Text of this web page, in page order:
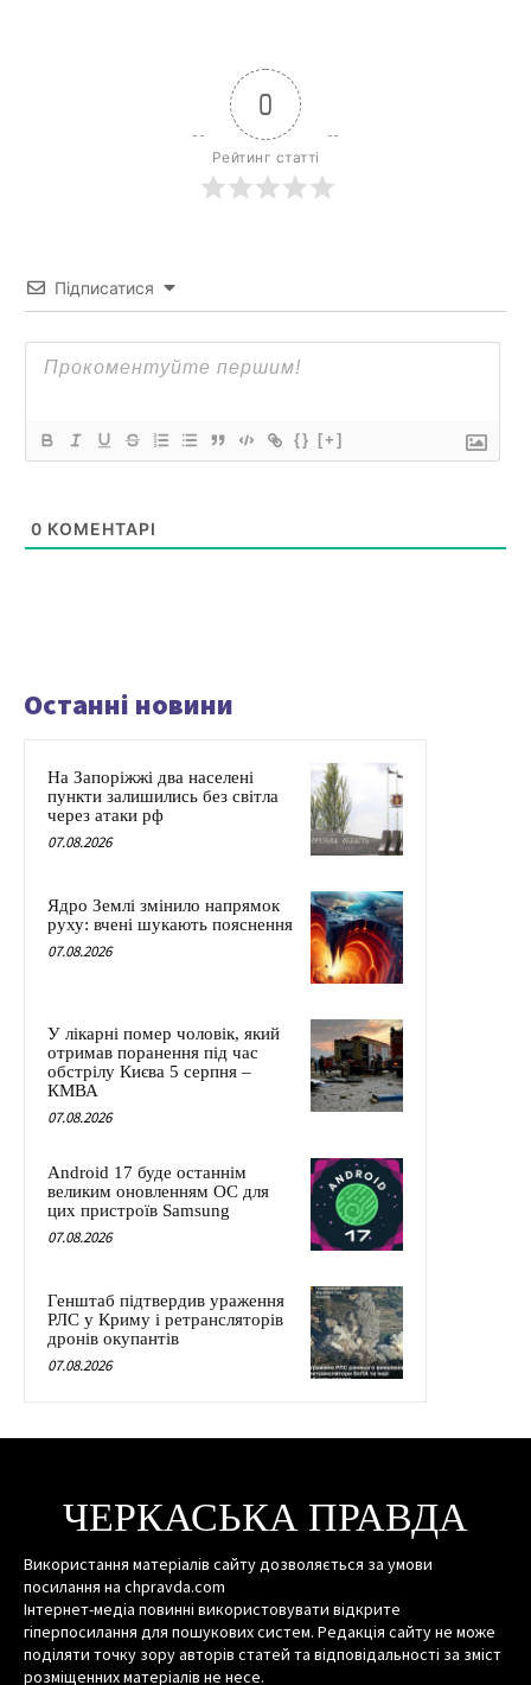
0
Рейтинг статті
Підписатися
{} [+]
0 КОМЕНТАРІ
Останні новини
На Запоріжжі два населені
пункти залишились без світла
через атаки рф
07.08.2026
Ядро Землі змінило напрямок
руху: вчені шукають пояснення
07.08.2026
У лікарні помер чоловік, який
отримав поранення під час
обстрілу Києва 5 серпня –
КМВА
07.08.2026
Android 17 буде останнім
великим оновленням ОС для
цих пристроїв Samsung
07.08.2026
Генштаб підтвердив ураження
РЛС у Криму і ретрансляторів
дронів окупантів
07.08.2026
ЧЕРКАСЬКА ПРАВДА
Використання матеріалів сайту дозволяється за умови
посилання на chpravda.com
Інтернет-медіа повинні використовувати відкрите
гіперпосилання для пошукових систем. Редакція сайту не може
поділяти точку зору авторів статей та відповідальності за зміст
розміщенних матеріалів не несе.